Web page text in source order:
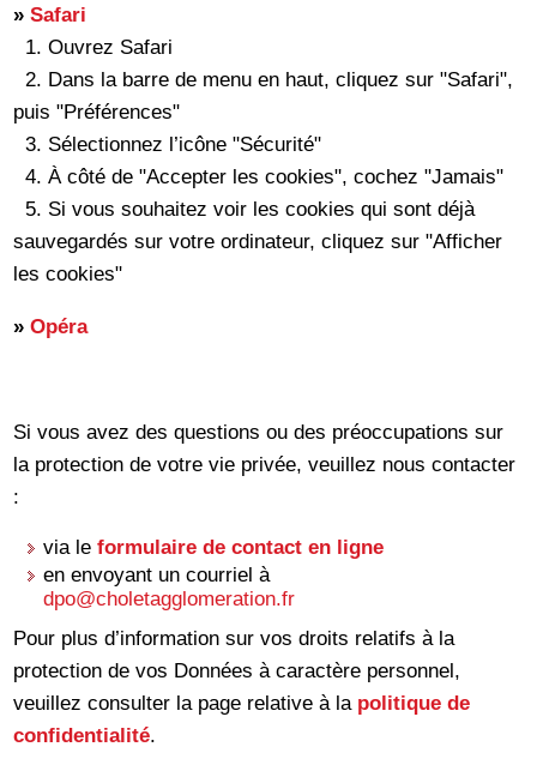
»Safari
1. Ouvrez Safari
2. Dans la barre de menu en haut, cliquez sur "Safari",
puis "Préférences"
3. Sélectionnez l’icône "Sécurité"
4. À côté de "Accepter les cookies", cochez "Jamais"
5. Si vous souhaitez voir les cookies qui sont déjà
sauvegardés sur votre ordinateur, cliquez sur "Afficher
les cookies"
»Opéra
Si vous avez des questions ou des préoccupations sur
la protection de votre vie privée, veuillez nous contacter
:
via leformulaire de contact en ligne
en envoyant un courriel à
dpo@choletagglomeration.fr
Pour plus d’information sur vos droits relatifs à la
protection de vos Données à caractère personnel,
veuillez consulter la page relative à la politique de
confidentialité.